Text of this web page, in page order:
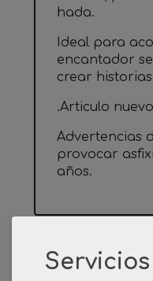
hada.
Ideal para
encantador
crear
.Articulo
Advertencias
provocar
años.
Productos